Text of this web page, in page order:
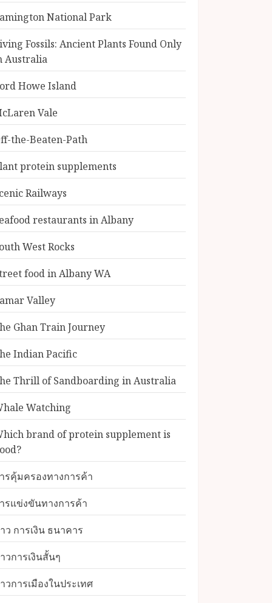
National Park
Fossils: Ancient Plants Found Only
Australia
Howe Island
Vale
the-Beaten-Path
protein supplements
Railways
restaurants in Albany
West Rocks
food in Albany WA
Valley
Ghan Train Journey
Indian Pacific
Thrill of Sandboarding in Australia
Watching
brand of protein supplement is
รคุ้มครองทางการค้า
รแข่งขันทางการค้า
ว การเงิน ธนาคาร
วการเงินสั้นๆ
วการเมืองในประเทศ